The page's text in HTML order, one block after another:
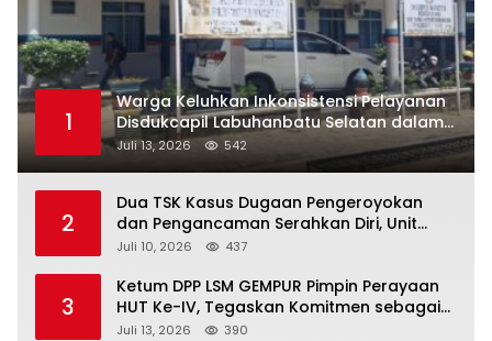
1
Warga Keluhkan Inkonsistensi Pelayanan
Disdukcapil Labuhanbatu Selatan dalam
Pengurusan KK Rusak
Juli 13, 2026 542
2
Dua TSK Kasus Dugaan Pengeroyokan
dan Pengancaman Serahkan Diri, Unit
Reskrim Polsek Lolowau Tuntaskan
Juli 10, 2026 437
3
Ketum DPP LSM GEMPUR Pimpin Perayaan
HUT Ke-IV, Tegaskan Komitmen sebagai
Mitra Pemerintah dan Corong Aspirasi
Juli 13, 2026 390